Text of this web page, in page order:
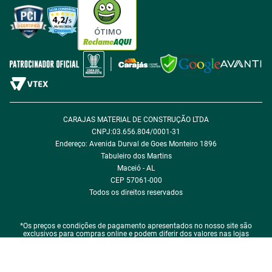
Política de Privacidade
Política de Cookie
Política de Desconto
Fale com encarregado de dados
ÓTIMO
CARAJAS MATERIAL DE CONSTRUÇÃO LTDA
CNPJ:03.656.804/0001-31
Endereço: Avenida Durval de Goes Monteiro 1896
Tabuleiro dos Martins
Maceió - AL
CEP 57061-000
Todos os direitos reservados
*Os preços e condições de pagamento apresentados no nosso site são
exclusivos para compras online e podem diferir dos valores nas lojas